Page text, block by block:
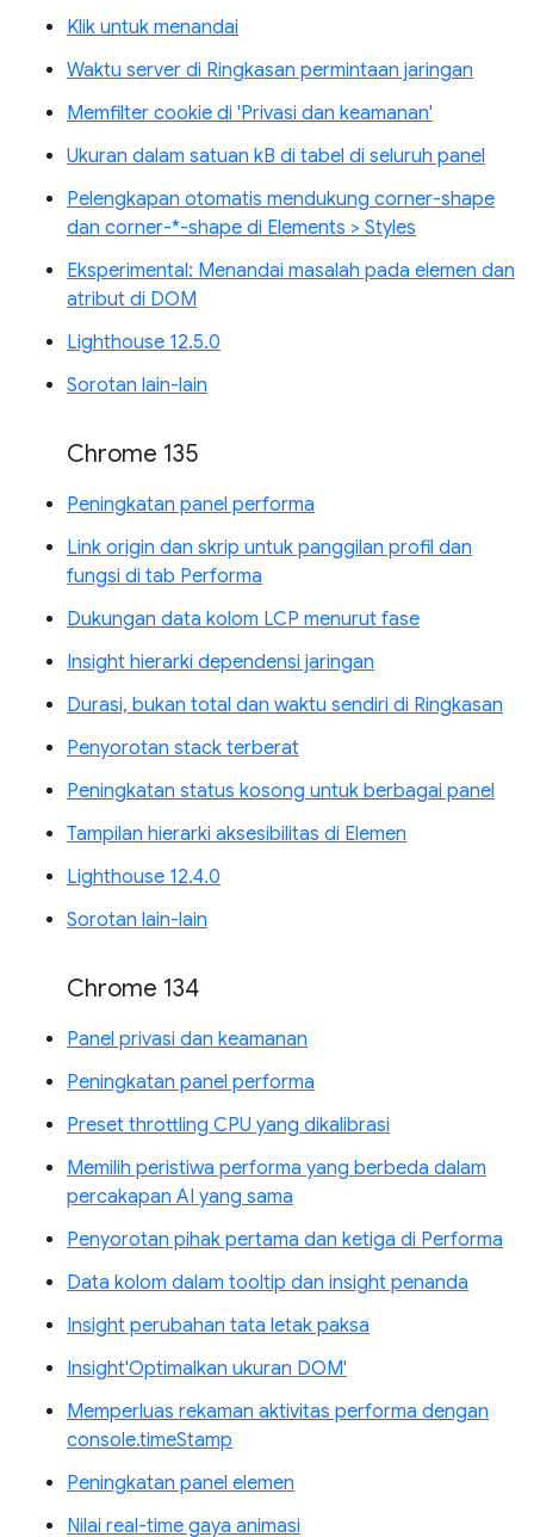
Klik untuk menandai
Waktu server di Ringkasan permintaan jaringan
Memfilter cookie di 'Privasi dan keamanan'
Ukuran dalam satuan kB di tabel di seluruh panel
Pelengkapan otomatis mendukung corner-shape
dan corner-*-shape di Elements > Styles
Eksperimental: Menandai masalah pada elemen dan
atribut di DOM
Lighthouse 12.5.0
Sorotan lain-lain
Chrome 135
Peningkatan panel performa
Link origin dan skrip untuk panggilan profil dan
fungsi di tab Performa
Dukungan data kolom LCP menurut fase
Insight hierarki dependensi jaringan
Durasi, bukan total dan waktu sendiri di Ringkasan
Penyorotan stack terberat
Peningkatan status kosong untuk berbagai panel
Tampilan hierarki aksesibilitas di Elemen
Lighthouse 12.4.0
Sorotan lain-lain
Chrome 134
Panel privasi dan keamanan
Peningkatan panel performa
Preset throttling CPU yang dikalibrasi
Memilih peristiwa performa yang berbeda dalam
percakapan AI yang sama
Penyorotan pihak pertama dan ketiga di Performa
Data kolom dalam tooltip dan insight penanda
Insight perubahan tata letak paksa
Insight'Optimalkan ukuran DOM'
Memperluas rekaman aktivitas performa dengan
console.timeStamp
Peningkatan panel elemen
Nilai real-time gaya animasi